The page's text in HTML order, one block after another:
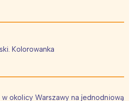
Kolorowanka
okolicy Warszawy na jednodniową